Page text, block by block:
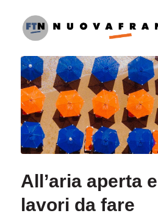
All’aria aperta
lavori da fare